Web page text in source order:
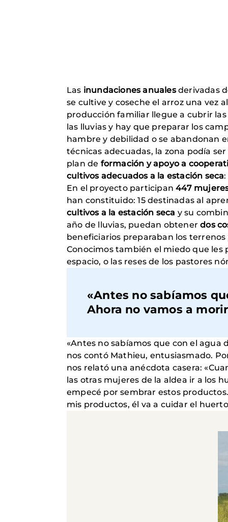
Las inundaciones anualesderivadas
se cultive y coseche el arroz una vez
producción familiar llegue a cubrir
las lluvias y hay que preparar los
hambre y debilidad o se abandonan
técnicas adecuadas, la zona podía
plan de formación y apoyo a
cultivos adecuados a la estación seca
En el proyecto participan447
han constituido: 15 destinadas al
cultivos a la estación seca y su
año de lluvias, puedan obtenerdos
beneficiarios preparaban los
Conocimos también el miedo que les
espacio, o las reses de los pastores
«Antes no sabíamos
Ahora no vamos a
«Antes no sabíamos que con el agua
nos contó Mathieu, entusiasmado.
nos relató una anécdota casera:
las otras mujeres de la aldea ir a los
empecé por sembrar estos
mis productos, él va a cuidar el